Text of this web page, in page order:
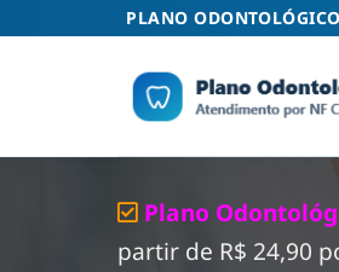
PLANO
Plano
partir de R$ 24,90